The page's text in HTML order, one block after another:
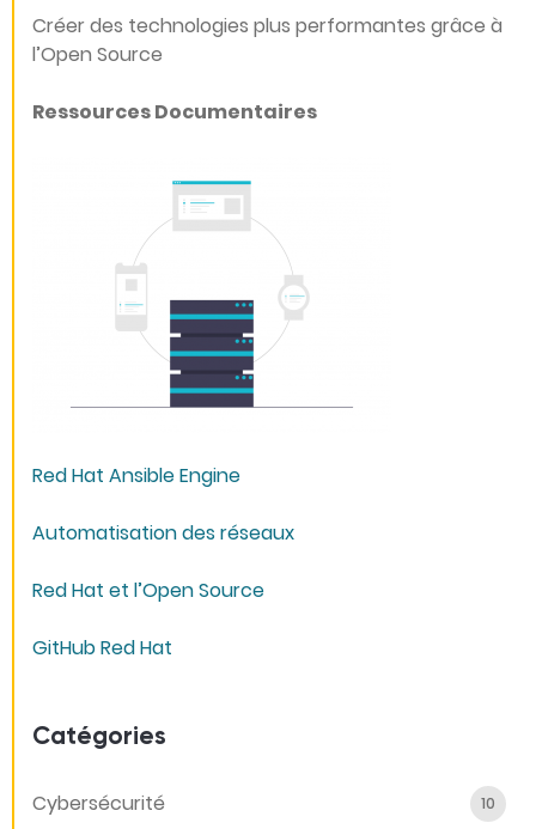
Créer des technologies plus performantes grâce à
l’Open Source
Ressources Documentaires
Red Hat Ansible Engine
Automatisation des réseaux
Red Hat et l’Open Source
GitHub Red Hat
Catégories
Cybersécurité 10